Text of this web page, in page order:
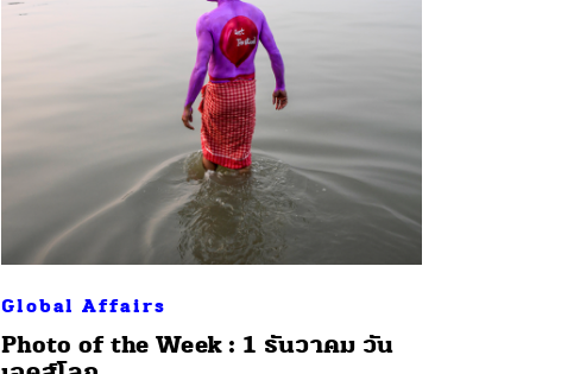
Global Affairs
Photo of the Week : 1 ธันวาคม วัน